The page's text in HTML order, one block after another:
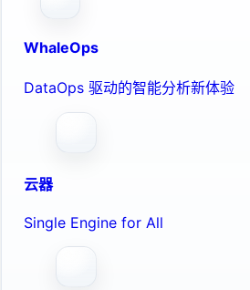
WhaleOps
DataOps 驱动的智能分析新体验
云器
Single Engine for All